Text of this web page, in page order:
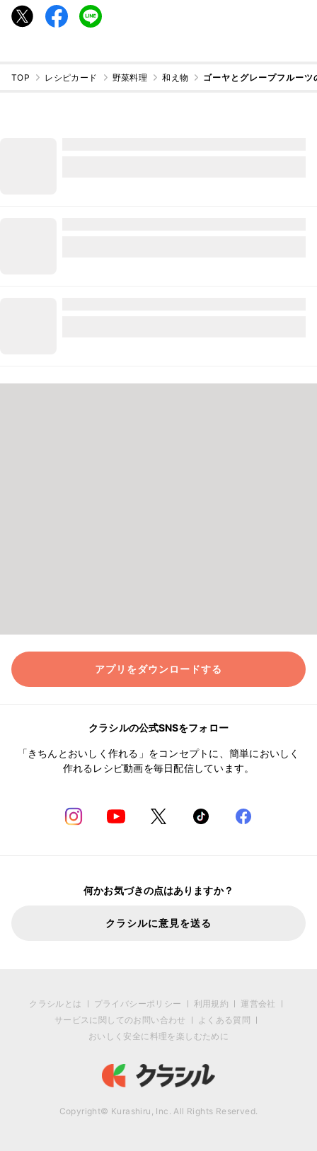
TOP レシピカード 野菜料理 和え物 ゴーヤとグレープフルーツ
アプリをダウンロードする
クラシルの公式SNSをフォロー
「きちんとおいしく作れる」をコンセプトに、簡単においしく
作れるレシピ動画を毎日配信しています。
何かお気づきの点はありますか？
クラシルに意見を送る
クラシルとは プライバシーポリシー 利用規約
運営会社
サービスに関してのお問い合わせ
よくある質問
おいしく安全に料理を楽しむために
Copyright© Kurashiru, Inc. All Rights Reserved.